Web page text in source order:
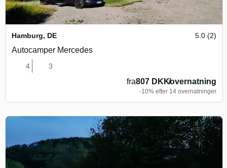
Hamburg, DE 5.0 (2)
Autocamper Mercedes
4 3
fra807 DKK/overnatning
-10% efter 14 overnatninger